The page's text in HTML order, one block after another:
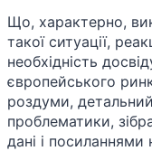
Що, характерно,
такої ситуації,
необхідність
європейського
роздуми, детальний
проблематики,
дані і